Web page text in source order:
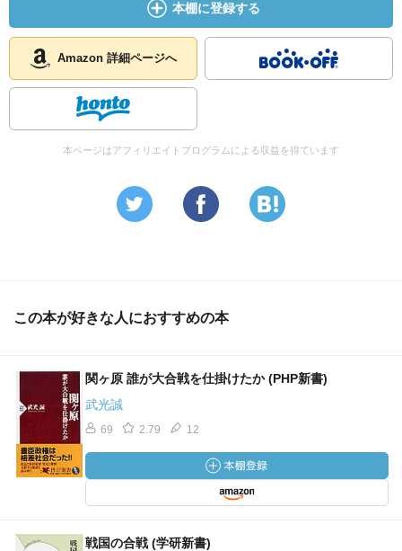
他有力与力４０人も同調して大混乱に陥った（ｐ５５）
・「内府ちがひの条々」の発給主体は三奉行で、それを二
大老（毛利、宇喜多）が後押ししているので、その陣容は
家康の予想以上に盛大であった（ｐ１０７）
・秀忠の遅参は、使者の予想外の遅着（利根川大増水によ
・上杉景勝にとっての最大の関心事は、伊達政宗と最上義
た城外出陣という戦術の稚拙さに尽きる（ｐ１７０）
ち、池田・浅野・堀尾等の1.8万人が攻めた（ｐ１７２）
・西軍の事実上の総大将だった三成が信頼し、かつ掌握で
きたのは、大垣城在陣の諸将と、大谷吉継のみ（ｐ２０
０）
本棚に登録する
Amazon 詳細ページへ
本ページはアフィリエイトプログラムによる収益を得ています
この本が好きな人におすすめの本
関ヶ原 誰が大合戦を仕掛けたか (PHP新書)
武光誠
69 2.79 12
戦国の合戦 (学研新書)